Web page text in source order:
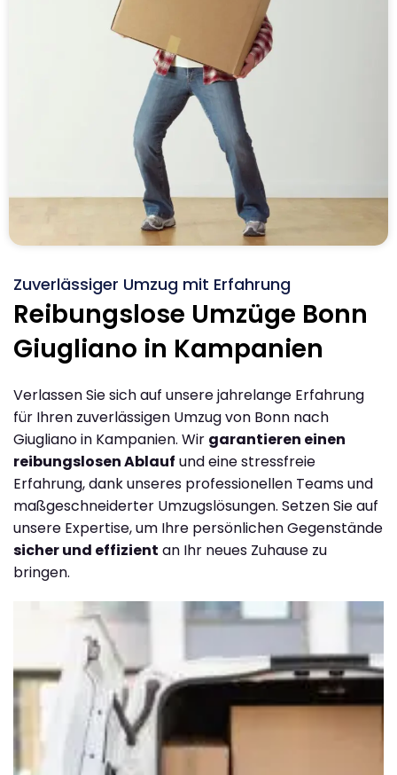
Zuverlässiger Umzug mit Erfahrung
Reibungslose Umzüge Bonn
Giugliano in Kampanien
Verlassen Sie sich auf unsere jahrelange Erfahrung
für Ihren zuverlässigen Umzug von Bonn nach
Giugliano in Kampanien. Wir garantieren einen
reibungslosen Ablauf und eine stressfreie
Erfahrung, dank unseres professionellen Teams und
maßgeschneiderter Umzugslösungen. Setzen Sie auf
unsere Expertise, um Ihre persönlichen Gegenstände
sicher und effizient an Ihr neues Zuhause zu
bringen.